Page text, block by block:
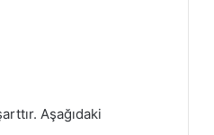
Aşağıdaki